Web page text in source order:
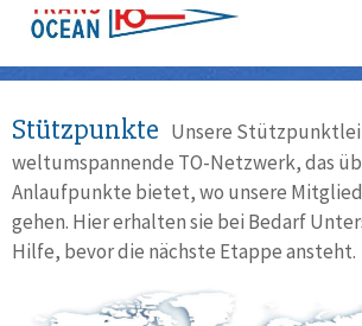
Stützpunkte Unsere
weltumspannende TO-Netzwerk, das
Anlaufpunkte bietet, wo unsere
gehen. Hier erhalten sie bei Bedarf
Hilfe, bevor die nächste Etappe ansteht.